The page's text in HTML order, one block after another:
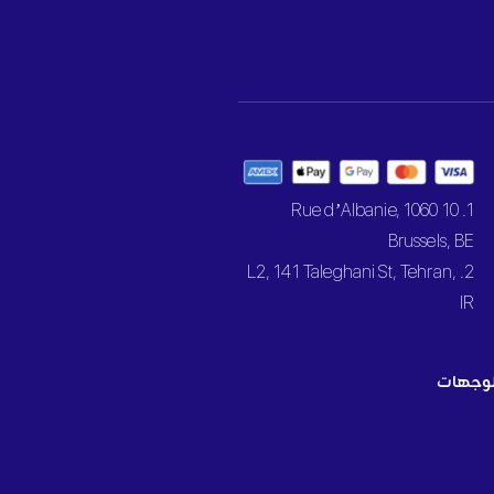
1. 10 Rue d’Albanie, 1060
Brussels, BE
2. L2, 141 Taleghani St, Tehran,
IR